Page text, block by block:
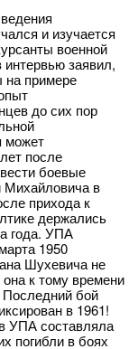
и изучается
военной
заявил,
на примере
до сих пор
может
после
боевые
Михайловича в
прихода к
держались
года. УПА
1950
Шухевича не
к тому времени
бой
в 1961!
УПА составляла
погибли в боях